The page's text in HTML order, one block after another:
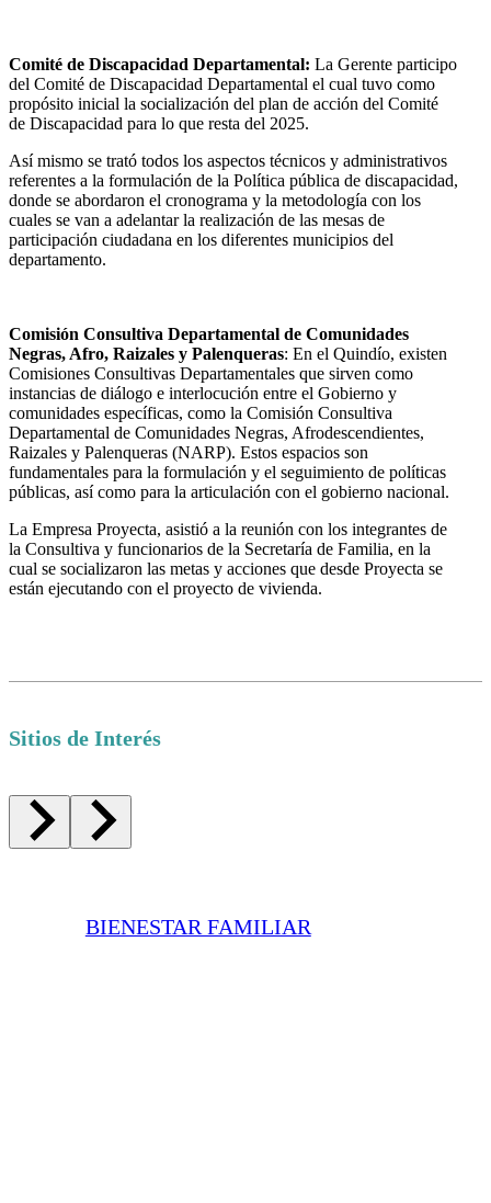
Comité de Discapacidad Departamental: La Gerente participo
del Comité de Discapacidad Departamental el cual tuvo como
propósito inicial la socialización del plan de acción del Comité
de Discapacidad para lo que resta del 2025.
Así mismo se trató todos los aspectos técnicos y administrativos
referentes a la formulación de la Política pública de discapacidad,
donde se abordaron el cronograma y la metodología con los
cuales se van a adelantar la realización de las mesas de
participación ciudadana en los diferentes municipios del
departamento.
Comisión Consultiva Departamental de Comunidades
Negras, Afro, Raizales y Palenqueras: En el Quindío, existen
Comisiones Consultivas Departamentales que sirven como
instancias de diálogo e interlocución entre el Gobierno y
comunidades específicas, como la Comisión Consultiva
Departamental de Comunidades Negras, Afrodescendientes,
Raizales y Palenqueras (NARP). Estos espacios son
fundamentales para la formulación y el seguimiento de políticas
públicas, así como para la articulación con el gobierno nacional.
La Empresa Proyecta, asistió a la reunión con los integrantes de
la Consultiva y funcionarios de la Secretaría de Familia, en la
cual se socializaron las metas y acciones que desde Proyecta se
están ejecutando con el proyecto de vivienda.
Sitios de Interés
BIENESTAR FAMILIAR